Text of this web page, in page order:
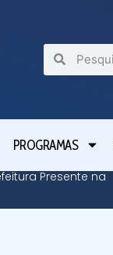
PROGRAMAS
Presente na